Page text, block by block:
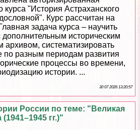
курса "История Астpaxaнского
Курс рассчитан на
задача курса – научить
дополнительным историческим
систематизировать
по разным периодам развития
процессы во времени,
истории. ...
30 07 2026 13:20:57
России по теме: "Великая
гг.)"